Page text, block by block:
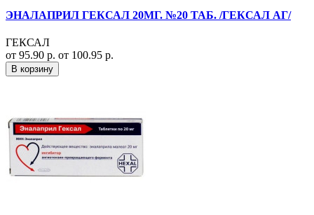
ЭНАЛАПРИЛ ГЕКСАЛ 20МГ. №20 ТАБ. /ГЕКСАЛ АГ/
ГЕКСАЛ
от 95.90 р. от 100.95 р.
В корзину